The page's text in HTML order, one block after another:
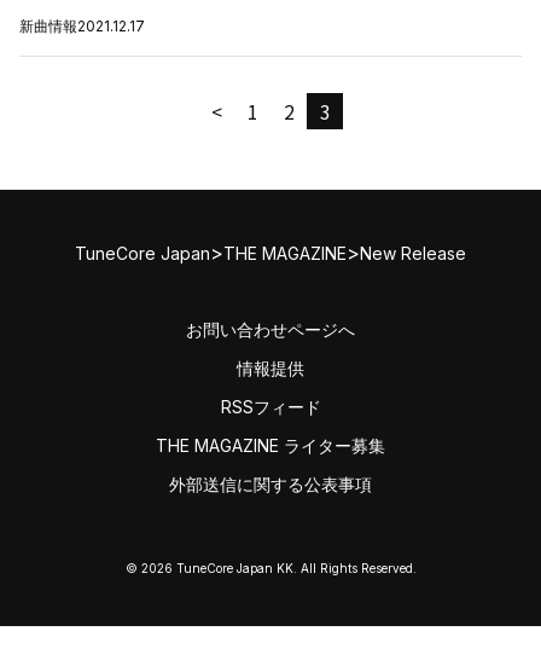
新曲情報2021.12.17
< 1 2 3
TuneCore Japan>THE MAGAZINE>New Release
お問い合わせページへ
情報提供
RSSフィード
THE MAGAZINE ライター募集
外部送信に関する公表事項
© 2026 TuneCore Japan KK. All Rights Reserved.